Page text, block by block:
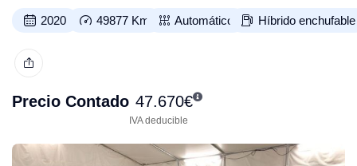
2020 49877 Km Automático Híbrido enchufable
Precio Contado 47.670€
IVA deducible